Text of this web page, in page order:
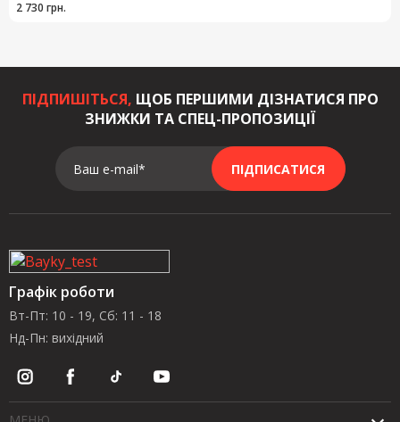
2 730 грн.
ПІДПИШІТЬСЯ, ЩОБ ПЕРШИМИ ДІЗНАТИСЯ ПРО
ЗНИЖКИ ТА СПЕЦ-ПРОПОЗИЦІЇ
Ваш e-mail* ПІДПИСАТИСЯ
Графік роботи
Вт-Пт: 10 - 19, Сб: 11 - 18
Нд-Пн: вихідний